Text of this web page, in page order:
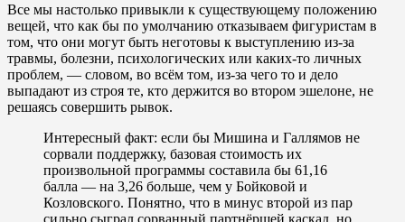
Все мы настолько привыкли к существующему положению
вещей, что как бы по умолчанию отказываем фигуристам в
том, что они могут быть неготовы к выступлению из-за
травмы, болезни, психологических или каких-то личных
проблем, — словом, во всём том, из-за чего то и дело
выпадают из строя те, кто держится во втором эшелоне, не
решаясь совершить рывок.
Интересный факт: если бы Мишина и Галлямов не
сорвали поддержку, базовая стоимость их
произвольной программы составила бы 61,16
балла — на 3,26 больше, чем у Бойковой и
Козловского. Понятно, что в минус второй из пар
сильно сыграл сорванный партнёршей каскад, но